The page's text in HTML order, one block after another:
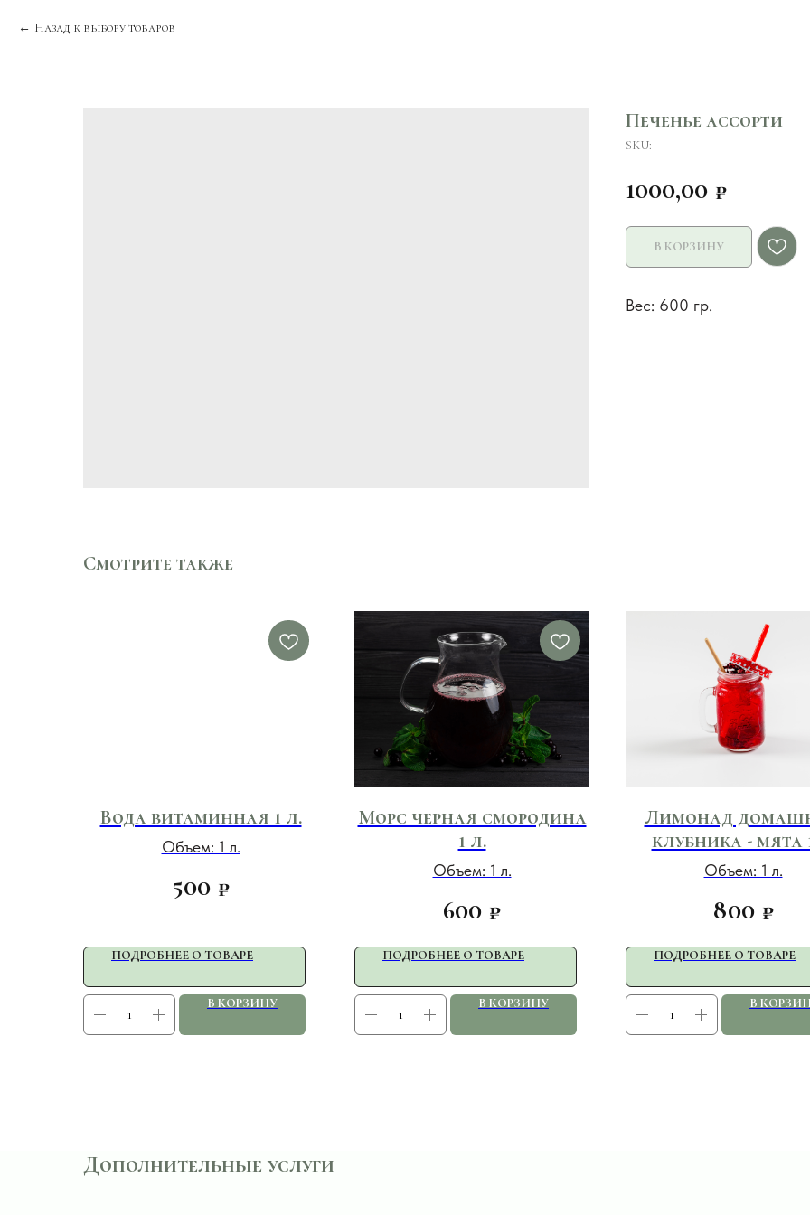
Назад к выбору товаров
Печенье ассорти
SKU:
1000,00 ₽
В КОРЗИНУ
Вес: 600 гр.
Смотрите также
Вода витаминная 1 л.
Объем: 1 л.
500 ₽
ПОДРОБНЕЕ О ТОВАРЕ
В КОРЗИНУ
Морс черная смородина
1 л.
Объем: 1 л.
600 ₽
ПОДРОБНЕЕ О ТОВАРЕ
В КОРЗИНУ
Лимонад
клубника - мята
Объем: 1 л.
800 ₽
ПОДРОБНЕЕ О ТОВАРЕ
В
Дополнительные услуги